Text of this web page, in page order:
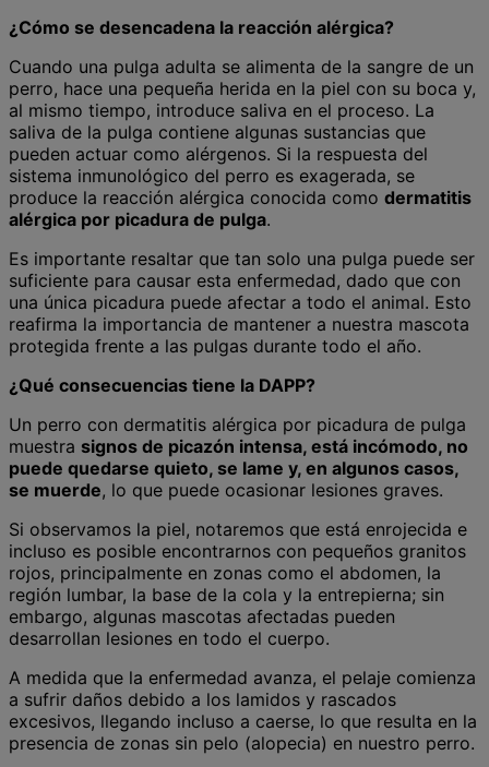
¿Cómo se desencadena la reacción alérgica?
Cuando una pulga adulta se alimenta de la sangre de un
perro, hace una pequeña herida en la piel con su boca y,
al mismo tiempo, introduce saliva en el proceso. La
saliva de la pulga contiene algunas sustancias que
pueden actuar como alérgenos. Si la respuesta del
sistema inmunológico del perro es exagerada, se
produce la reacción alérgica conocida como dermatitis
alérgica por picadura de pulga.
Es importante resaltar que tan solo una pulga puede ser
suficiente para causar esta enfermedad, dado que con
una única picadura puede afectar a todo el animal. Esto
reafirma la importancia de mantener a nuestra mascota
protegida frente a las pulgas durante todo el año.
¿Qué consecuencias tiene la DAPP?
Un perro con dermatitis alérgica por picadura de pulga
muestra signos de picazón intensa, está incómodo, no
puede quedarse quieto, se lame y, en algunos casos,
se muerde, lo que puede ocasionar lesiones graves.
Si observamos la piel, notaremos que está enrojecida e
incluso es posible encontrarnos con pequeños granitos
rojos, principalmente en zonas como el abdomen, la
región lumbar, la base de la cola y la entrepierna; sin
embargo, algunas mascotas afectadas pueden
desarrollan lesiones en todo el cuerpo.
A medida que la enfermedad avanza, el pelaje comienza
a sufrir daños debido a los lamidos y rascados
excesivos, llegando incluso a caerse, lo que resulta en la
presencia de zonas sin pelo (alopecia) en nuestro perro.